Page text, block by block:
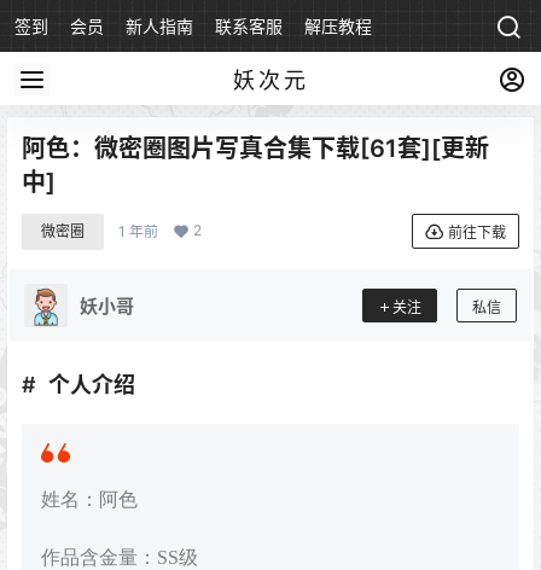
签到 会员 新人指南 联系客服 解压教程
妖次元
阿色：微密圈图片写真合集下载[61套][更新
中]
微密圈 1 年前 2 前往下载
妖小哥 关注 私信
个人介绍
姓名：阿色
作品含金量：SS级